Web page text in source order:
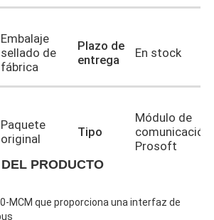
Embalaje
sellado de
fábrica
Plazo de
entrega
En stock
Paquete
original
Tipo
Módulo de
comunicación
Prosoft
3100-MCM
PRODUCTO
MCM que proporciona una interfaz de